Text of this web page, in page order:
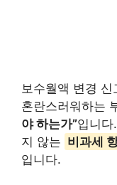
보수월액 변경 신
혼란스러워하는
야 하는가”입니다
지 않는 비과세
입니다.